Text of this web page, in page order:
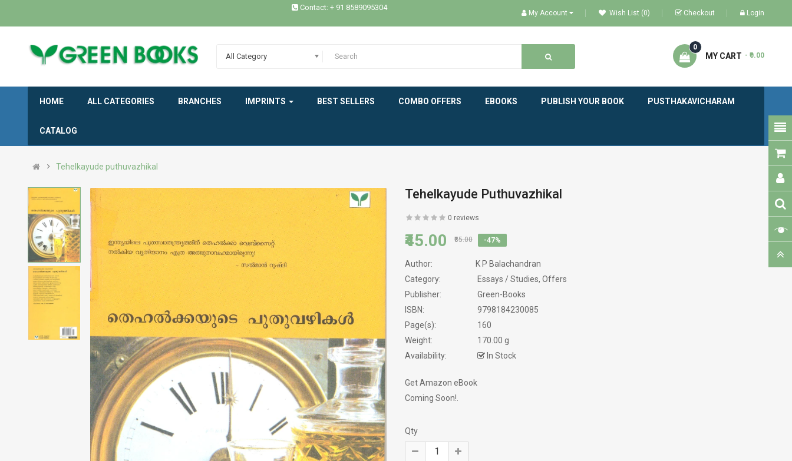
Contact: + 91 8589095304
My Account Wish List (0) Checkout Login
All Category MY CART
0
- ₹0.00
HOME ALL CATEGORIES BRANCHES IMPRINTS BEST SELLERS COMBO OFFERS EBOOKS PUBLISH YOUR BOOK PUSTHAKAVICHARAM
CATALOG
Tehelkayude puthuvazhikal
Tehelkayude Puthuvazhikal
0 reviews
₹45.00 ₹85.00 -47%
Author:
K P Balachandran
Category:
Essays / Studies, Offers
Publisher:
Green-Books
ISBN:
9798184230085
Page(s):
160
Weight:
170.00 g
Availability:
In Stock
Get Amazon eBook
Coming Soon!.
Qty
HEALTH
MEMOIRS
MODERN WORLD LITERATURE
NEW BOOK
NOVELS
PHILOSOPHY / SPIRITUALITY
POEMS
PRAVASAM
PSYCHOLOGY
SATIRE
SCREEN PLAY